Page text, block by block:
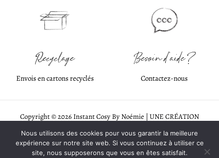
Recyclage
Envois en cartons recyclés
Besoin d'aide ?
Contactez-nous
Copyright © 2026 Instant Cosy By Noémie | UNE CRÉATION
EVERANDYOU STUDIO WEB♡
Mentions légales
Nous utilisons des cookies pour vous garantir la meilleure
expérience sur notre site web. Si vous continuez à utiliser ce
site, nous supposerons que vous en êtes satisfait.